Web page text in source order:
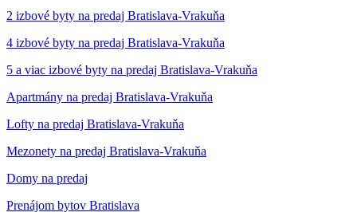
2 izbové byty na predaj Bratislava-Vrakuňa
4 izbové byty na predaj Bratislava-Vrakuňa
5 a viac izbové byty na predaj Bratislava-Vrakuňa
Apartmány na predaj Bratislava-Vrakuňa
Lofty na predaj Bratislava-Vrakuňa
Mezonety na predaj Bratislava-Vrakuňa
Domy na predaj
Prenájom bytov Bratislava